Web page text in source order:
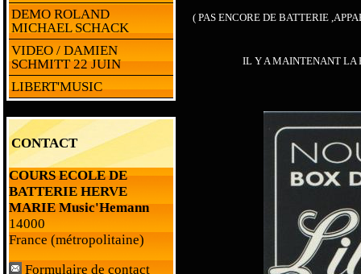
DEMO ROLAND
MICHAEL SCHACK
VIDEO / DAMIEN
SCHMITT 22 JUIN
LIBERT'MUSIC
CONTACT
COURS ECOLE DE
BATTERIE HERVE
MARIE Music'Hemann
14000
France (métropolitaine)
Formulaire de contact
( PAS ENCORE DE BATTERIE
IL Y A MAINTENANT LA